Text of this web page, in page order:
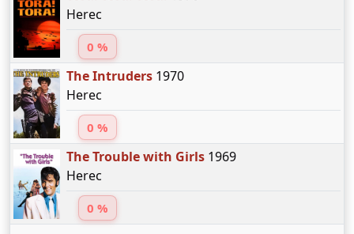
Herec
0 %
The Intruders1970
Herec
0 %
The Trouble with Girls1969
Herec
0 %